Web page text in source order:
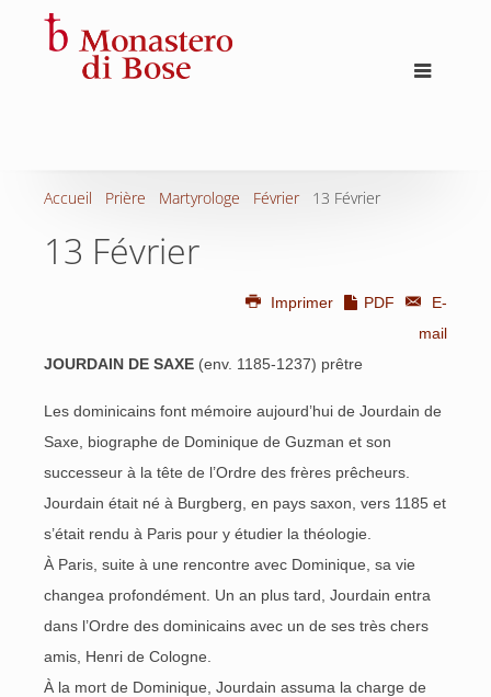
Accueil Prière Martyrologe Février 13 Février
13 Février
Imprimer PDF
E-
mail
JOURDAIN DE SAXE (env. 1185-1237) prêtre
Les dominicains font mémoire aujourd’hui de Jourdain de
Saxe, biographe de Dominique de Guzman et son
successeur à la tête de l’Ordre des frères prêcheurs.
Jourdain était né à Burgberg, en pays saxon, vers 1185 et
s’était rendu à Paris pour y étudier la théologie.
À Paris, suite à une rencontre avec Dominique, sa vie
changea profondément. Un an plus tard, Jourdain entra
dans l’Ordre des dominicains avec un de ses très chers
amis, Henri de Cologne.
À la mort de Dominique, Jourdain assuma la charge de